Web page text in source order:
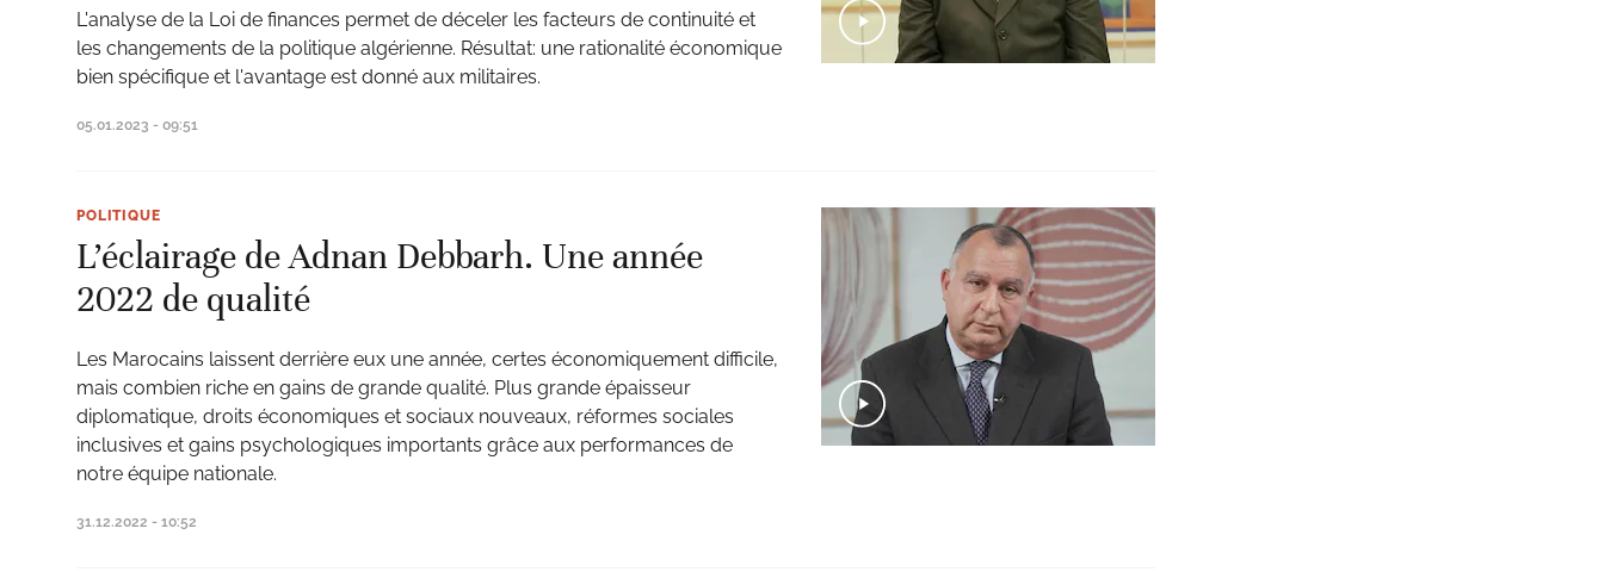
L'analyse de la Loi de finances permet de déceler les facteurs de continuité et
les changements de la politique algérienne. Résultat: une rationalité économique
bien spécifique et l'avantage est donné aux militaires.
05.01.2023 - 09:51
POLITIQUE
L’éclairage de Adnan Debbarh. Une année
2022 de qualité
Les Marocains laissent derrière eux une année, certes économiquement difficile,
mais combien riche en gains de grande qualité. Plus grande épaisseur
diplomatique, droits économiques et sociaux nouveaux, réformes sociales
inclusives et gains psychologiques importants grâce aux performances de
notre équipe nationale.
31.12.2022 - 10:52